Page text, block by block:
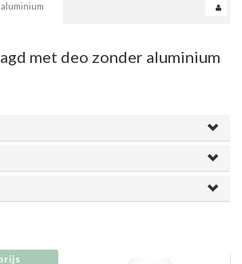
met deo zonder aluminium